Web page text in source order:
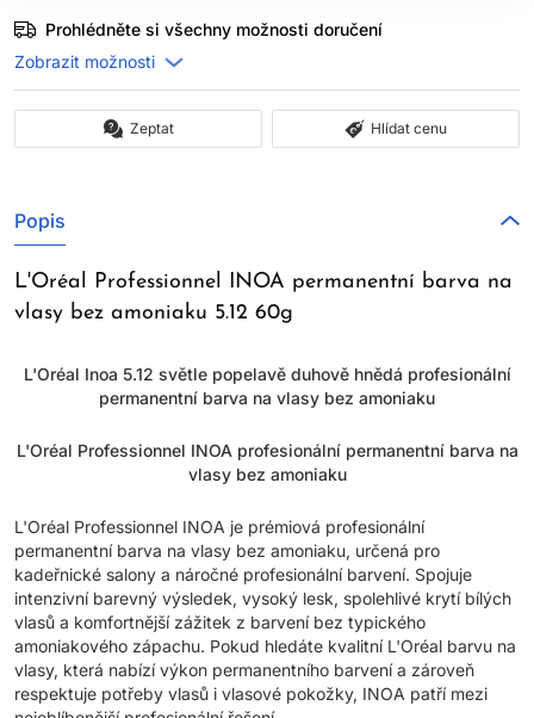
Prohlédněte si všechny možnosti doručení
Zeptat Hlídat cenu
Popis
L'Oréal Professionnel INOA permanentní barva na
vlasy bez amoniaku 5.12 60g
L'Oréal Inoa 5.12 světle popelavě duhově hnědá profesionální
permanentní barva na vlasy bez amoniaku
L'Oréal Professionnel INOA profesionální permanentní barva na
vlasy bez amoniaku
L'Oréal Professionnel INOA je prémiová profesionální
permanentní barva na vlasy bez amoniaku, určená pro
kadeřnické salony a náročné profesionální barvení. Spojuje
intenzivní barevný výsledek, vysoký lesk, spolehlivé krytí bílých
vlasů a komfortnější zážitek z barvení bez typického
amoniakového zápachu. Pokud hledáte kvalitní L'Oréal barvu na
vlasy, která nabízí výkon permanentního barvení a zároveň
respektuje potřeby vlasů i vlasové pokožky, INOA patří mezi